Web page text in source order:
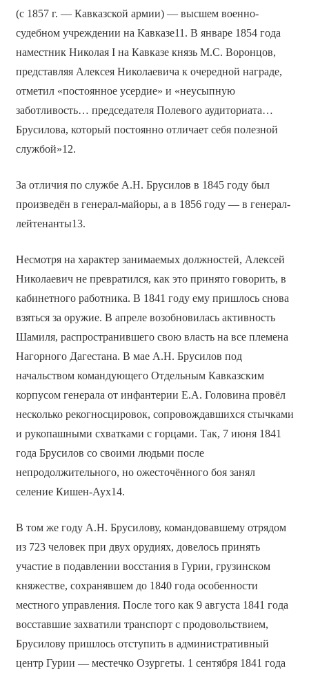
(с 1857 г. — Кавказской армии) — высшем военно-
судебном учреждении на Кавказе11. В январе 1854 года
наместник Николая I на Кавказе князь М.С. Воронцов,
представляя Алексея Николаевича к очередной награде,
отметил «постоянное усердие» и «неусыпную
заботливость… председателя Полевого аудиториата…
Брусилова, который постоянно отличает себя полезной
службой»12.
За отличия по службе А.Н. Брусилов в 1845 году был
произведён в генерал-майоры, а в 1856 году — в генерал-
лейтенанты13.
Несмотря на характер занимаемых должностей, Алексей
Николаевич не превратился, как это принято говорить, в
кабинетного работника. В 1841 году ему пришлось снова
взяться за оружие. В апреле возобновилась активность
Шамиля, распространившего свою власть на все племена
Нагорного Дагестана. В мае А.Н. Брусилов под
начальством командующего Отдельным Кавказским
корпусом генерала от инфантерии Е.А. Головина провёл
несколько рекогносцировок, сопровождавшихся стычками
и рукопашными схватками с горцами. Так, 7 июня 1841
года Брусилов со своими людьми после
непродолжительного, но ожесточённого боя занял
селение Кишен-Аух14.
В том же году А.Н. Брусилову, командовавшему отрядом
из 723 человек при двух орудиях, довелось принять
участие в подавлении восстания в Гурии, грузинском
княжестве, сохранявшем до 1840 года особенности
местного управления. После того как 9 августа 1841 года
восставшие захватили транспорт с продовольствием,
Брусилову пришлось отступить в административный
центр Гурии — местечко Озургеты. 1 сентября 1841 года